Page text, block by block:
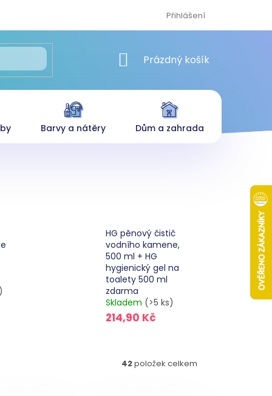
Přihlášení
NÁKUPNÍ KOŠÍK
Prázdný košík
Barvy a nátěry Dům a zahrada
HG pěnový čistič
vodního kamene,
500 ml + HG
hygienický gel na
toalety 500 ml
zdarma
Skladem (>5 ks)
214,90 Kč
42položek celkem